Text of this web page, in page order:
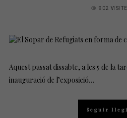
ON
902
Aquest passat dissabte, a les 5 de la
inauguració de l’exposició…
Seguir